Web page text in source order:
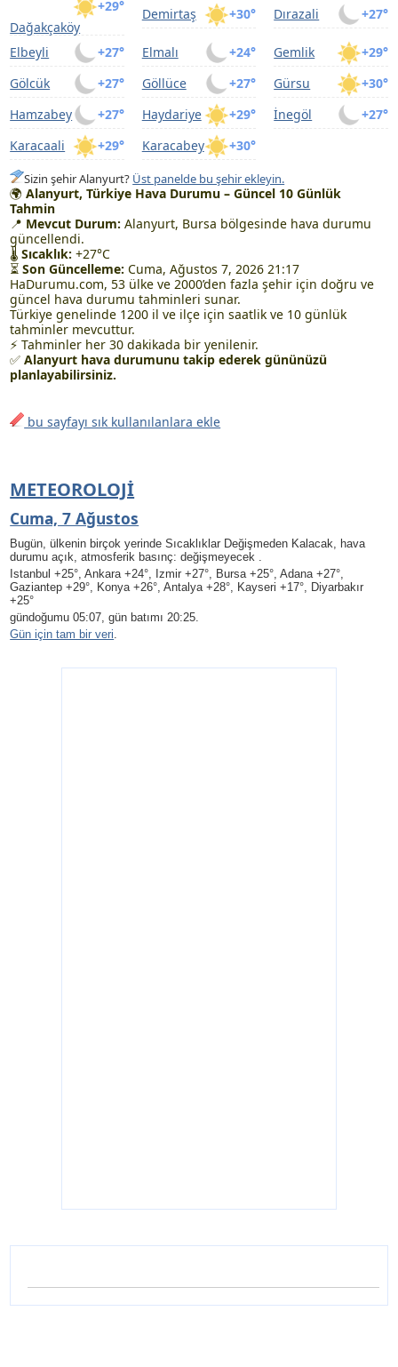
+29°
Dağakçaköy
+30°
Demirtaş +27°
Dırazali
+27°
Elbeyli +24°
Elmalı +29°
Gemlik
+27°
Gölcük +27°
Göllüce +30°
Gürsu
+27°
Hamzabey +29°
Haydariye +27°
İnegöl
+29°
Karacaali +30°
Karacabey
Sizin şehir Alanyurt? Üst panelde bu şehir ekleyin.
🌍Alanyurt, Türkiye Hava Durumu – Güncel 10 Günlük
Tahmin
📍 Mevcut Durum: Alanyurt, Bursa bölgesinde hava durumu
güncellendi.
🌡Sıcaklık: +27°C
⏳Son Güncelleme: Cuma, Ağustos 7, 2026 21:17
HaDurumu.com, 53 ülke ve 2000’den fazla şehir için doğru ve
güncel hava durumu tahminleri sunar.
Türkiye genelinde 1200 il ve ilçe için saatlik ve 10 günlük
tahminler mevcuttur.
⚡ Tahminler her 30 dakikada bir yenilenir.
✅Alanyurt hava durumunu takip ederek gününüzü
planlayabilirsiniz.
bu sayfayı sık kullanılanlara ekle
METEOROLOJI
Cuma, 7 Ağustos
Bugün, ülkenin birçok yerinde Sıcaklıklar Değişmeden Kalacak, hava
durumu açık, atmosferik basınç: değişmeyecek .
Istanbul +25°, Ankara +24°, Izmir +27°, Bursa +25°, Adana +27°,
Gaziantep +29°, Konya +26°, Antalya +28°, Kayseri +17°, Diyarbakır
+25°
gündoğumu 05:07, gün batımı 20:25.
Gün için tam bir veri.